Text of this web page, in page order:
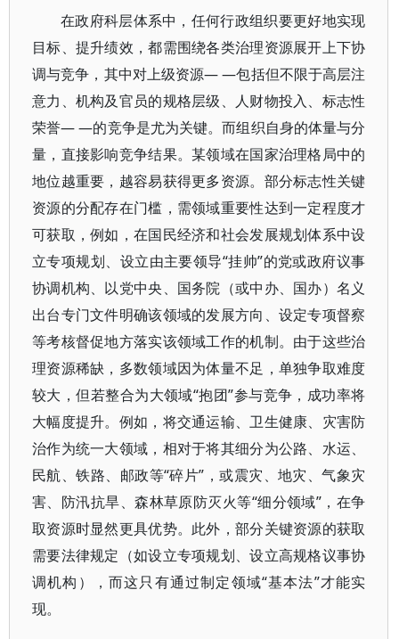
在政府科层体系中，任何行政组织要更好地实现
目标、提升绩效，都需围绕各类治理资源展开上下协
调与竞争，其中对上级资源— —包括但不限于高层注
意力、机构及官员的规格层级、人财物投入、标志性
荣誉— —的竞争是尤为关键。而组织自身的体量与分
量，直接影响竞争结果。某领域在国家治理格局中的
地位越重要，越容易获得更多资源。部分标志性关键
资源的分配存在门槛，需领域重要性达到一定程度才
可获取，例如，在国民经济和社会发展规划体系中设
立专项规划、设立由主要领导“挂帅”的党或政府议事
协调机构、以党中央、国务院（或中办、国办）名义
出台专门文件明确该领域的发展方向、设定专项督察
等考核督促地方落实该领域工作的机制。由于这些治
理资源稀缺，多数领域因为体量不足，单独争取难度
较大，但若整合为大领域“抱团”参与竞争，成功率将
大幅度提升。例如，将交通运输、卫生健康、灾害防
治作为统一大领域，相对于将其细分为公路、水运、
民航、铁路、邮政等“碎片”，或震灾、地灾、气象灾
害、防汛抗旱、森林草原防灭火等“细分领域”，在争
取资源时显然更具优势。此外，部分关键资源的获取
需要法律规定（如设立专项规划、设立高规格议事协
调机构），而这只有通过制定领域“基本法”才能实
现。